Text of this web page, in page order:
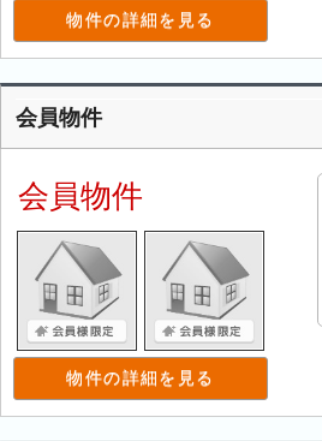
物件の詳細を見る
会員物件
会員物件
物件の詳細を見る